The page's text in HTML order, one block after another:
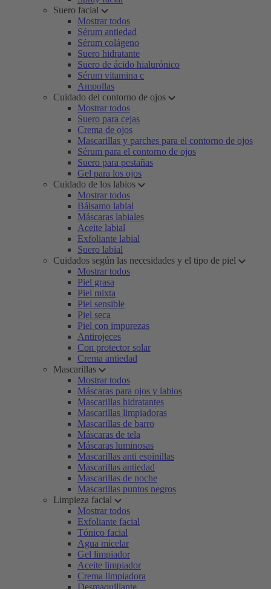
Suero facial
Mostrar todos
Sérum antiedad
Sérum colágeno
Suero hidratante
Suero de ácido hialurónico
Sérum vitamina c
Ampollas
Cuidado del contorno de ojos
Mostrar todos
Suero para cejas
Crema de ojos
Mascarillas y parches para el contorno de ojos
Sérum para el contorno de ojos
Suero para pestañas
Gel para los ojos
Cuidado de los labios
Mostrar todos
Bálsamo labial
Máscaras labiales
Aceite labial
Exfoliante labial
Suero labial
Cuidados según las necesidades y el tipo de piel
Mostrar todos
Piel grasa
Piel mixta
Piel sensible
Piel seca
Piel con impurezas
Antirojeces
Con protector solar
Crema antiedad
Mascarillas
Mostrar todos
Máscaras para ojos y labios
Mascarillas hidratantes
Mascarillas limpiadoras
Mascarillas de barro
Máscaras de tela
Máscaras luminosas
Mascarillas anti espinillas
Mascarillas antiedad
Mascarillas de noche
Mascarillas puntos negros
Limpieza facial
Mostrar todos
Exfoliante facial
Tónico facial
Agua micelar
Gel limpiador
Aceite limpiador
Crema limpiadora
Desmaquillante